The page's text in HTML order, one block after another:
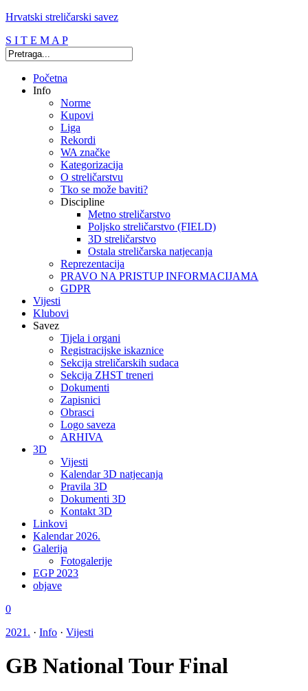
Hrvatski streličarski savez
S I T E M A P
Početna
Info
Norme
Kupovi
Liga
Rekordi
WA značke
Kategorizacija
O streličarstvu
Tko se može baviti?
Discipline
Metno streličarstvo
Poljsko streličarstvo (FIELD)
3D streličarstvo
Ostala streličarska natjecanja
Reprezentacija
PRAVO NA PRISTUP INFORMACIJAMA
GDPR
Vijesti
Klubovi
Savez
Tijela i organi
Registracijske iskaznice
Sekcija streličarskih sudaca
Sekcija ZHST treneri
Dokumenti
Zapisnici
Obrasci
Logo saveza
ARHIVA
3D
Vijesti
Kalendar 3D natjecanja
Pravila 3D
Dokumenti 3D
Kontakt 3D
Linkovi
Kalendar 2026.
Galerija
Fotogalerije
EGP 2023
objave
0
2021. · Info · Vijesti
GB National Tour Final